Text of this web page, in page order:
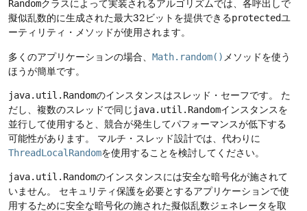
Randomクラスによって実装されるアルゴリズムでは、各呼出しで
擬似乱数的に生成された最大32ビットを提供できるprotectedユ
ーティリティ・メソッドが使用されます。
多くのアプリケーションの場合、 Math.random() メソッドを使う
ほうが簡単です。
java.util.Randomのインスタンスはスレッド・セーフです。
た
だし、複数のスレッドで同じ java.util.Randomインスタンスを
並行して使用すると、競合が発生してパフォーマンスが低下する
可能性があります。
マルチ・スレッド設計では、代わりに
ThreadLocalRandomを使用することを検討してください。
java.util.Randomのインスタンスには安全な暗号化が施されて
いません。
セキュリティ保護を必要とするアプリケーションで使
用するために安全な暗号化の施された擬似乱数ジェネレータを取